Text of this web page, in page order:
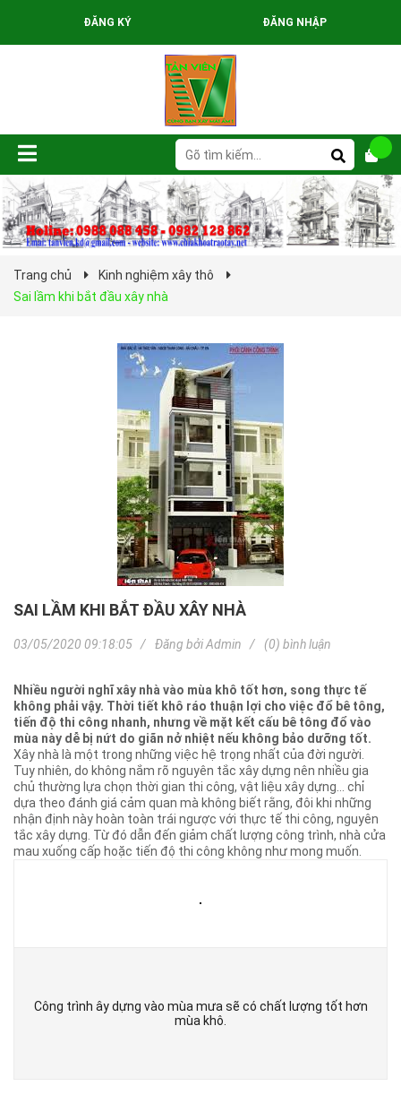
ĐĂNG KÝ ĐĂNG NHẬP
Trang chủ
Kinh nghiệm xây thô
Sai lầm khi bắt đầu xây nhà
SAI LẦM KHI BẮT ĐẦU XÂY NHÀ
03/05/2020 09:18:05 Đăng bởiAdmin (0) bình luận
Nhiều người nghĩ xây nhà vào mùa khô tốt hơn, song thực tế
không phải vậy. Thời tiết khô ráo thuận lợi cho việc đổ bê tông,
tiến độ thi công nhanh, nhưng về mặt kết cấu bê tông đổ vào
mùa này dễ bị nứt do giãn nở nhiệt nếu không bảo dưỡng tốt.
Xây nhà là một trong những việc hệ trọng nhất của đời người.
Tuy nhiên, do không nắm rõ nguyên tắc xây dựng nên nhiều gia
chủ thường lựa chọn thời gian thi công, vật liệu xây dựng... chỉ
dựa theo đánh giá cảm quan mà không biết rằng, đôi khi những
nhận định này hoàn toàn trái ngược với thực tế thi công, nguyên
tắc xây dựng. Từ đó dẫn đến giảm chất lượng công trình, nhà cửa
mau xuống cấp hoặc tiến độ thi công không như mong muốn.
Công trình ây dựng vào mùa mưa sẽ có chất lượng tốt hơn
mùa khô.